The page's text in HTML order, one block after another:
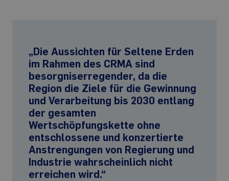
„Die Aussichten für Seltene Erden
im Rahmen des CRMA sind
besorgniserregender, da die
Region die Ziele für die Gewinnung
und Verarbeitung bis 2030 entlang
der gesamten
Wertschöpfungskette ohne
entschlossene und konzertierte
Anstrengungen von Regierung und
Industrie wahrscheinlich nicht
erreichen wird.“
„Darüber hinaus könnte die EU ohne
ausreichende durchgängige
Verarbeitungskapazitäten in der
Region in ihrer Fähigkeit
eingeschränkt sein, Seltene Erden
aus Magnetproduktionsabfällen
und Altgeräten zurückzugewinnen
– sofern sie überhaupt zunächst die
Herausforderungen im
Zusammenhang mit der
Beschaffung und Zentralisierung